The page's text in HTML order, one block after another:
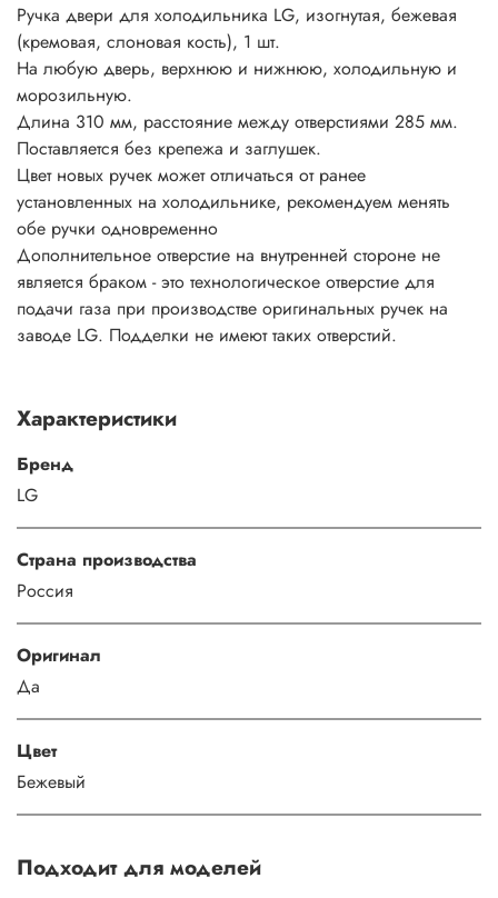
Ручка двери для холодильника LG, изогнутая, бежевая
(кремовая, слоновая кость), 1 шт.
На любую дверь, верхнюю и нижнюю, холодильную и
морозильную.
Длина 310 мм, расстояние между отверстиями 285 мм.
Поставляется без крепежа и заглушек.
Цвет новых ручек может отличаться от ранее
установленных на холодильнике, рекомендуем менять
обе ручки одновременно
Дополнительное отверстие на внутренней стороне не
является браком - это технологическое отверстие для
подачи газа при производстве оригинальных ручек на
заводе LG. Подделки не имеют таких отверстий.
Характеристики
Бренд
LG
Страна производства
Россия
Оригинал
Да
Цвет
Бежевый
Подходит для моделей